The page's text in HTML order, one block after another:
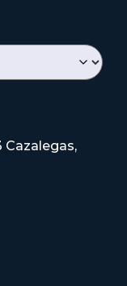
Cazalegas,